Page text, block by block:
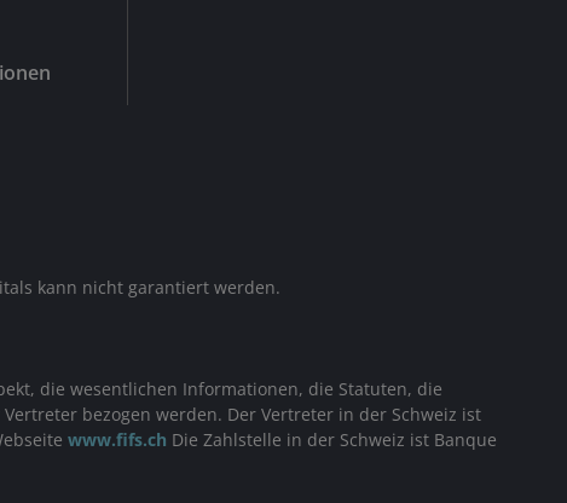
kann nicht garantiert werden.
die wesentlichen Informationen, die Statuten, die
bezogen werden. Der Vertreter in der Schweiz ist
www.fifs.ch Die Zahlstelle in der Schweiz ist Banque